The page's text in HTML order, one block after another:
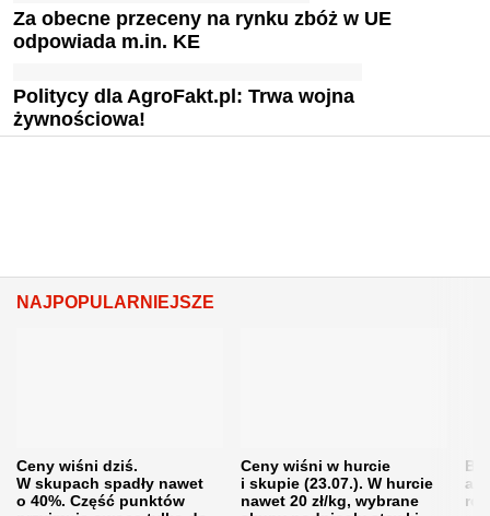
Za obecne przeceny na rynku zbóż w UE
odpowiada m.in. KE
Politycy dla AgroFakt.pl: Trwa wojna
żywnościowa!
NAJPOPULARNIEJSZE
Ceny wiśni dziś.
W skupach spadły nawet
o 40%. Część punktów
Ceny wiśni w hurcie
i skupie (23.07.). W hurcie
nawet 20 zł/kg, wybrane